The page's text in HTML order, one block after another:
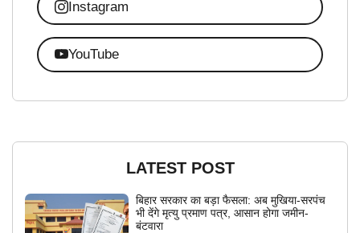
Instagram
YouTube
LATEST POST
बिहार सरकार का बड़ा फैसला: अब मुखिया-सरपंच
भी देंगे मृत्यु प्रमाण पत्र, आसान होगा जमीन-
बंटवारा